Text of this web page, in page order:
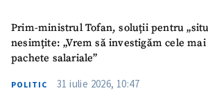
Prim-ministrul Tofan, soluții pentru
nesimțite: „Vrem să investigăm cele
pachete salariale”
POLITIC 31 iulie 2026, 10:47